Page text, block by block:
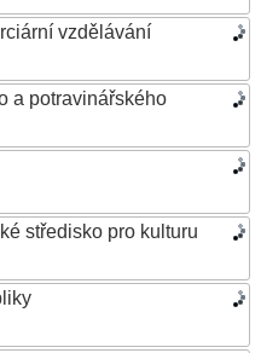
vzdělávání
a potravinářského
středisko pro kulturu